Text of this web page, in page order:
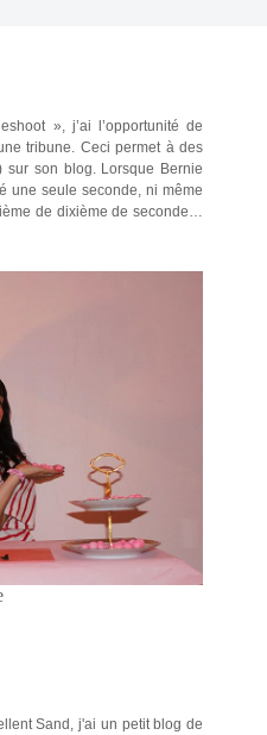
», j’ai l’opportunité de
tribune. Ceci permet à des
sur son blog. Lorsque Bernie
une seule seconde, ni même
de dixième de seconde…
Sand, j'ai un petit blog de